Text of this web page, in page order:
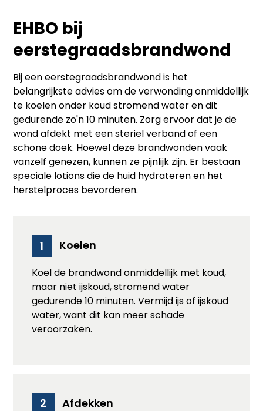
EHBO bij
eerstegraadsbrandwond
Bij een eerstegraadsbrandwond is het
belangrijkste advies om de verwonding onmiddellijk
te koelen onder koud stromend water en dit
gedurende zo'n 10 minuten. Zorg ervoor dat je de
wond afdekt met een steriel verband of een
schone doek. Hoewel deze brandwonden vaak
vanzelf genezen, kunnen ze pijnlijk zijn. Er bestaan
speciale lotions die de huid hydrateren en het
herstelproces bevorderen.
1 Koelen
Koel de brandwond onmiddellijk met koud,
maar niet ijskoud, stromend water
gedurende 10 minuten. Vermijd ijs of ijskoud
water, want dit kan meer schade
veroorzaken.
2 Afdekken